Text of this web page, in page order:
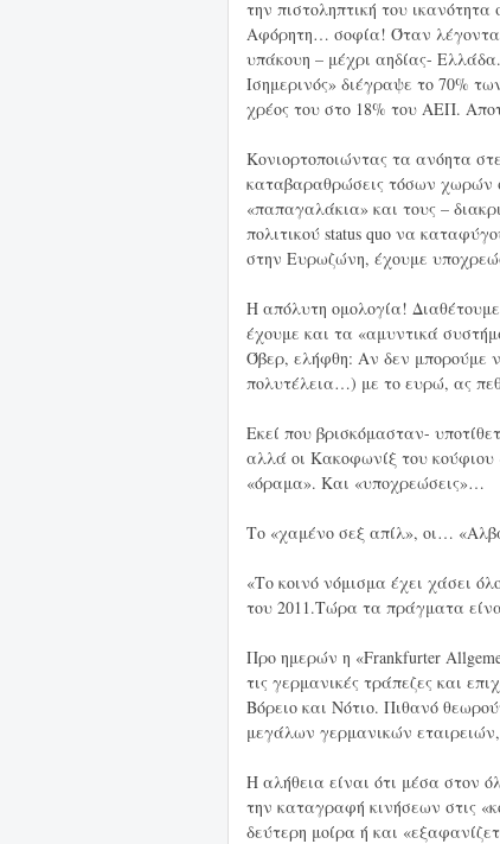
την πιστοληπτική του ικανότητα
Αφόρητη… σοφία! Όταν λέγονταν
υπάκουη – μέχρι αηδίας-
Ισημερινός» διέγραψε το 70%
χρέος του στο 18% του ΑΕΠ.
Κονιορτοποιώντας τα ανόητα
καταβαραθρώσεις τόσων χωρών
«παπαγαλάκια» και τους –
πολιτικού status quo να
στην Ευρωζώνη, έχουμε
Η απόλυτη ομολογία!
έχουμε και τα «αμυντικά
Όβερ, ελήφθη: Αν δεν μπορούμε
πολυτέλεια…) με το ευρώ, ας
Εκεί που βρισκόμασταν-
αλλά οι Κακοφωνίξ του
«όραμα». Και «υποχρεώσεις»…
Το «χαμένο σεξ απίλ», οι…
«Το κοινό νόμισμα έχει χάσει
του 2011.Τώρα τα πράγματα
Προ ημερών η «Frankfurter
τις γερμανικές τράπεζες και
Βόρειο και Νότιο. Πιθανό
μεγάλων γερμανικών
Η αλήθεια είναι ότι μέσα στον
την καταγραφή κινήσεων στις
δεύτερη μοίρα ή και